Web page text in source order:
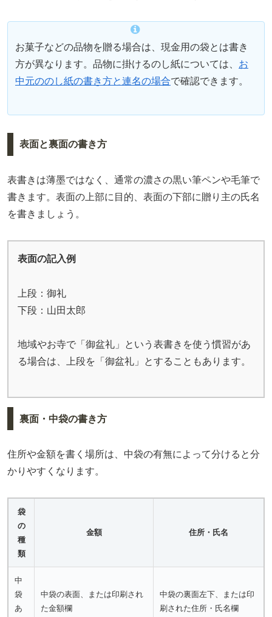
お菓子などの品物を贈る場合は、現金用の袋とは書き
方が異なります。品物に掛けるのし紙については、 お
中元ののし紙の書き方と連名の場合で確認できます。
表面と裏面の書き方
表書きは薄墨ではなく、通常の濃さの黒い筆ペンや毛筆で
書きます。表面の上部に目的、表面の下部に贈り主の氏名
を書きましょう。
表面の記入例
上段：御礼
下段：山田太郎
地域やお寺で「御盆礼」という表書きを使う慣習があ
る場合は、上段を「御盆礼」とすることもあります。
裏面・中袋の書き方
住所や金額を書く場所は、中袋の有無によって分けると分
かりやすくなります。
袋
の
種
類
金額 住所・氏名
中
袋
あ
中袋の表面、または印刷され
た金額欄
中袋の裏面左下、または印
刷された住所・氏名欄